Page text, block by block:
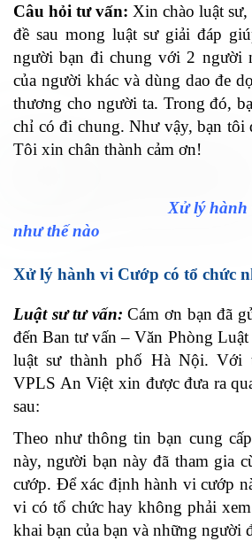
Câu hỏi tư vấn: Xin chào luật sư,
đề sau mong luật sư giải đáp
người bạn đi chung với 2 người
của người khác và dùng dao đe
thương cho người ta. Trong đó,
chỉ có đi chung. Như vậy, bạn tôi
Tôi xin chân thành cảm ơn!
Xử lý hành vi
như thế nào
Xử lý hành vi Cướp có tổ chức
Luật sư tư vấn: Cám ơn bạn đã
đến Ban tư vấn – Văn Phòng
luật sư thành phố Hà Nội. Với
VPLS An Việt xin được đưa ra
sau:
Theo như thông tin bạn cung
này, người bạn này đã tham gia
cướp. Để xác định hành vi cướp
vi có tổ chức hay không phải
khai bạn của bạn và những người